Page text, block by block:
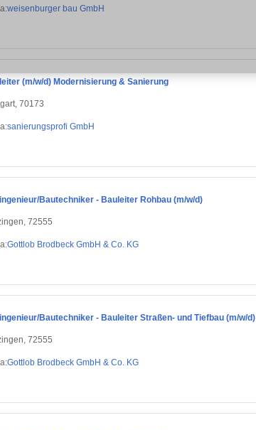
weisenburger bau GmbH
(m/w/d) Modernisierung & Sanierung
70173
sanierungsprofi GmbH
Bautechniker - Bauleiter Rohbau (m/w/d)
72555
Gottlob Brodbeck GmbH & Co. KG
Bautechniker - Bauleiter Straßen- und Tiefbau (m/w/d)
72555
Gottlob Brodbeck GmbH & Co. KG